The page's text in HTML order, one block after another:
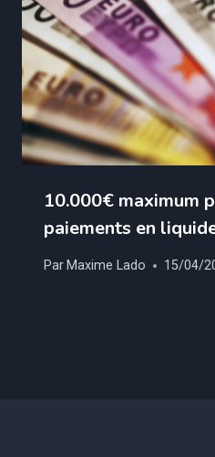
10.000€ maximum
paiements en
ParMaxime Lado 15/04/